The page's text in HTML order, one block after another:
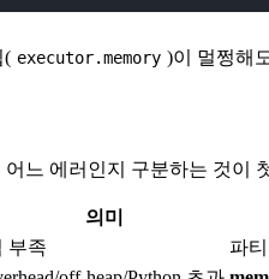
( executor.memory )이 멀쩡해
느 에러인지 구분하는 것이
의미
부족 파